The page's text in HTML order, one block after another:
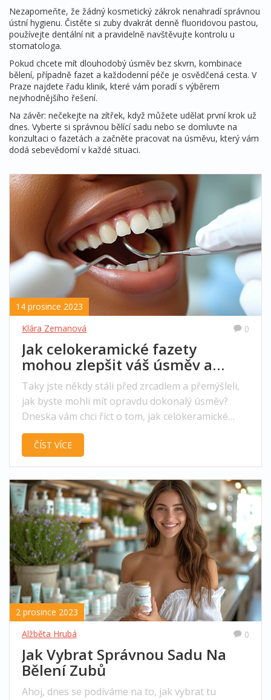
Nezapomeňte, že žádný kosmetický zákrok nenahradí správnou
ústní hygienu. Čistěte si zuby dvakrát denně fluoridovou pastou,
používejte dentální nit a pravidelně navštěvujte kontrolu u
stomatologa.
Pokud chcete mít dlouhodobý úsměv bez skvrn, kombinace
bělení, případně fazet a každodenní péče je osvědčená cesta. V
Praze najdete řadu klinik, které vám poradí s výběrem
nejvhodnějšího řešení.
Na závěr: nečekejte na zítřek, když můžete udělat první krok už
dnes. Vyberte si správnou bělící sadu nebo se domluvte na
konzultaci o fazetách a začněte pracovat na úsměvu, který vám
dodá sebevědomí v každé situaci.
14 prosince 2023
Klára Zemanová
0
Jak celokeramické fazety
mohou zlepšit váš úsměv a
sebevědomí
Taky jste někdy stáli před zrcadlem a přemýšleli,
jak byste mohli mít opravdu dokonalý úsměv?
Dneska vám chci říct o tom, jak celokeramické
fazety dokáží proměnit vaše zuby do podoby, o
jaké se vám ani nesnilo. Tyhle tenoučké plátky se
výsledky jsou úžasné. Cítím se teď o tolik lépe,
když se můžu smát bez obav. A víte co? Myslím, že
mě to dokonce donutilo jít ven a socializovat se
více, což je pro můj sebeúctu opravdu skvělé.
ČÍST VÍCE
2 prosince 2023
Alžběta Hrubá
0
Jak Vybrat Správnou Sadu Na
Bělení Zubů
Ahoj, dnes se podíváme na to, jak vybrat tu